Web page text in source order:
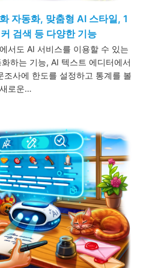
자동화, 맞춤형 AI 스타일, 1
검색 등 다양한 기능
서도 AI 서비스를 이용할 수 있는
하는 기능, AI 텍스트 에디터에서
사에 한도를 설정하고 통계를 볼
로운…